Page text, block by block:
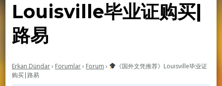
Louisville毕业证购买|
路易
Erkan Dündar› Forumlar› Forum ›
《国外文凭推荐》Louisville毕业证
购买|路易